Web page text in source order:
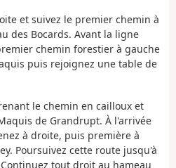
et suivez le premier chemin à
des Bocards. Avant la ligne
chemin forestier à gauche
puis rejoignez une table de
le chemin en cailloux et
de Grandrupt. À l'arrivée
à droite, puis première à
Poursuivez cette route jusqu'à
tout droit au hameau